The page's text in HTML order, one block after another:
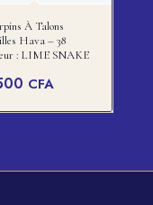
À Talons
Hava – 38
: LIME SNAKE
CFA